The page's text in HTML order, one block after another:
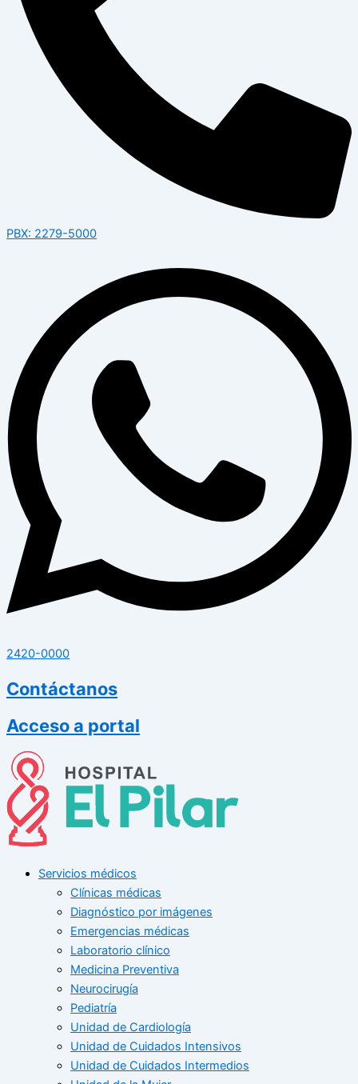
PBX: 2279-5000
2420-0000
Contáctanos
Acceso a portal
Servicios médicos
Clínicas médicas
Diagnóstico por imágenes
Emergencias médicas
Laboratorio clínico
Medicina Preventiva
Neurocirugía
Pediatría
Unidad de Cardiología
Unidad de Cuidados Intensivos
Unidad de Cuidados Intermedios